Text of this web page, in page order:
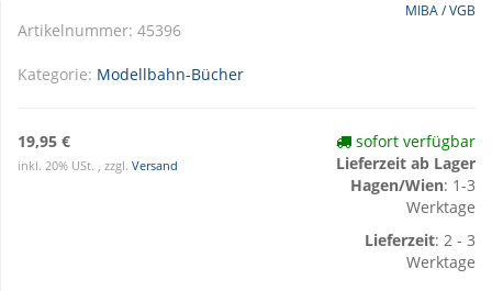
MIBA / VGB
Artikelnummer: 45396
Kategorie: Modellbahn-Bücher
19,95 €
inkl. 20% USt. , zzgl. Versand
sofort verfügbar
Lieferzeit ab Lager
Hagen/Wien: 1-3
Werktage
Lieferzeit: 2 - 3
Werktage